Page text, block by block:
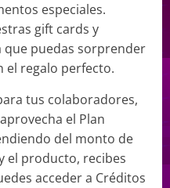
especiales.
gift cards y
que puedas sorprender
el regalo perfecto.
tus colaboradores,
el Plan
del monto de
el producto, recibes
acceder a Créditos